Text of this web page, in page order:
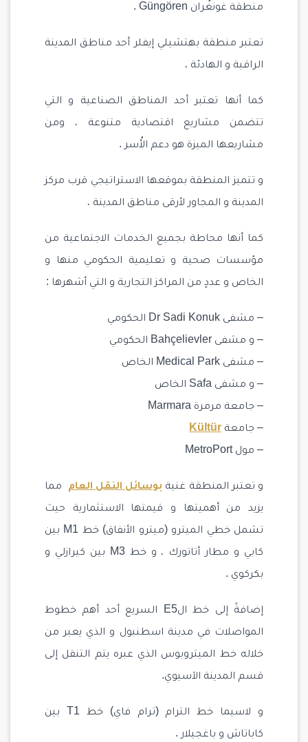
منطقة غونغُران Güngören .
تعتبر منطقة بهتشيلي إيفلر أحد مناطق المدينة
الراقية و الهادئة ،
كما أنها تعتبر أحد المناطق الصناعية و التي
تتضمن مشاريع اقتصادية متنوعة ، ومن
مشاريعها الميزة هو دعم الأُسر .
و تتميز المنطقة بموقعها الاستراتيجي قرب مركز
المدينة و المجاور لأرقى مناطق المدينة ،
كما أنها محاطة بجميع الخدمات الاجتماعية من
مؤسسات صحية و تعليمية الحكومي منها و
الخاص و عددٍ من المراكز التجارية و التي أشهرها :
– مشفى Dr Sadi Konuk الحكومي
– و مشفى Bahçelievler الحكومي
– مشفى Medical Park الخاص
– و مشفى Safa الخاص
– جامعة مرمرة Marmara
– جامعة Kültür
– مول MetroPort
و تعتبر المنطقة غنية بوسائل النقل العام مما
يزيد من أهميتها و قيمتها الاستثمارية حيث
تشمل خطي الميترو (ميترو الأنفاق) خط M1 بين
كابي و مطار أتاتورك ، و خط M3 بين كيرازلي و
بكركوي .
إضافةً إلى خط الE5 السريع أحد أهم خطوط
المواصلات في مدينة اسطنبول و الذي يعبر من
خلاله خط الميتروبوس الذي عبره يتم التنقل إلى
قسم المدينة الآسيوي.
و لاسيما خط الترام (ترام فاي) خط T1 بين
كاباتاش و باغجيلار .